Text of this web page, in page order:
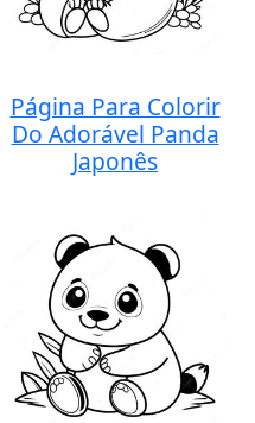
Página Para Colorir
Do Adorável Panda
Japonês